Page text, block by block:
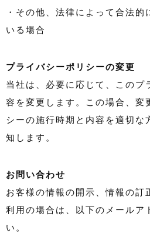
・その他、法律によって合法的
いる場合
プライバシーポリシーの変更
当社は、必要に応じて、このプ
容を変更します。この場合、変
シーの施行時期と内容を適切な
知します。
お問い合わせ
お客様の情報の開示、情報の訂
利用の場合は、以下のメールア
い。